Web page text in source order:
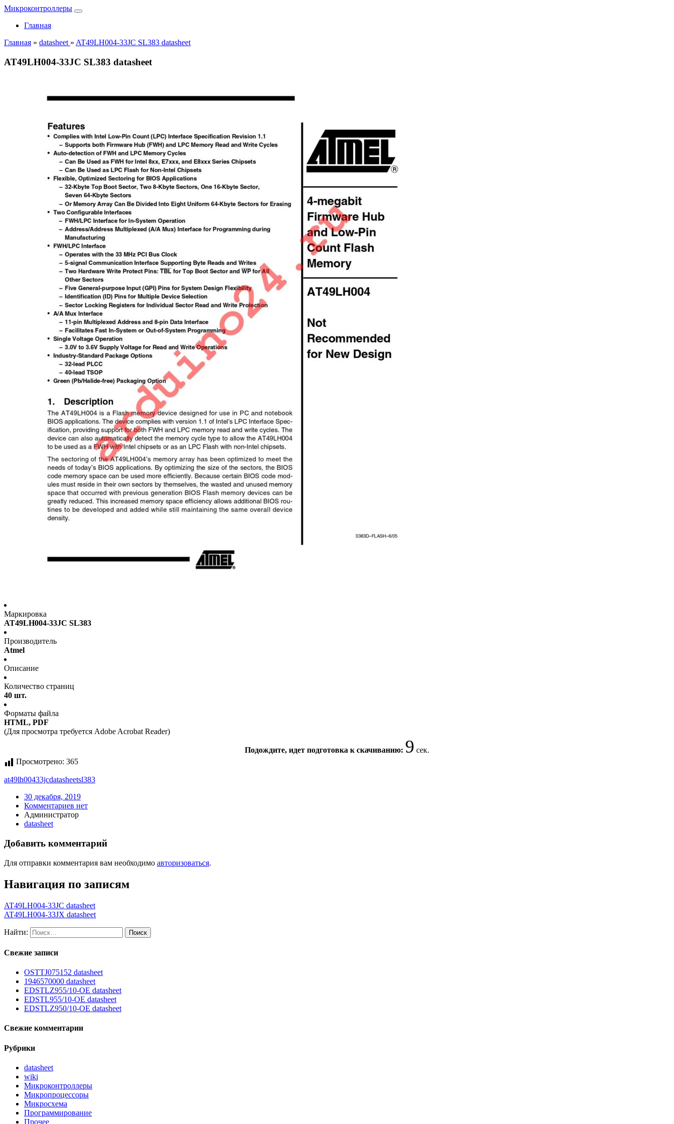
Микроконтроллеры
Главная
Главная » datasheet » AT49LH004-33JC SL383 datasheet
AT49LH004-33JC SL383 datasheet
Маркировка
AT49LH004-33JC SL383
Производитель
Atmel
Описание
Количество страниц
40 шт.
Форматы файла
HTML, PDF
(Для просмотра требуется Adobe Acrobat Reader)
Подождите, идет подготовка к скачиванию: 8 сек.
Просмотрено: 365
at49lh00433jcdatasheetsl383
30 декабря, 2019
Комментариев нет
Администратор
datasheet
Добавить комментарий
Для отправки комментария вам необходимо авторизоваться.
Навигация по записям
AT49LH004-33JC datasheet
AT49LH004-33JX datasheet
Найти:
Свежие записи
OSTTJ075152 datasheet
1946570000 datasheet
EDSTLZ955/10-OE datasheet
EDSTL955/10-OE datasheet
EDSTLZ950/10-OE datasheet
Свежие комментарии
Рубрики
datasheet
wiki
Микроконтроллеры
Микропроцессоры
Микросхема
Программирование
Прочее